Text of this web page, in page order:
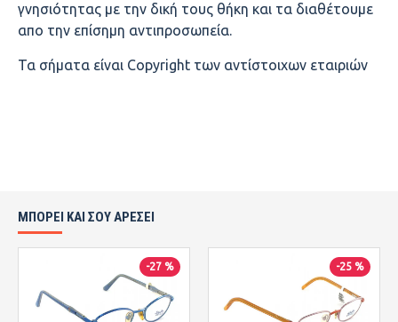
γνησιότητας με την δική τους θήκη και τα διαθέτουμε
απο την επίσημη αντιπροσωπεία.
Τα σήματα είναι Copyright των αντίστοιχων εταιριών
ΜΠΟΡΕΙ ΚΑΙ ΣΟΥ ΑΡΕΣΕΙ
-27 % -25 %